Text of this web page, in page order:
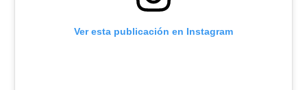
Ver esta publicación en Instagram